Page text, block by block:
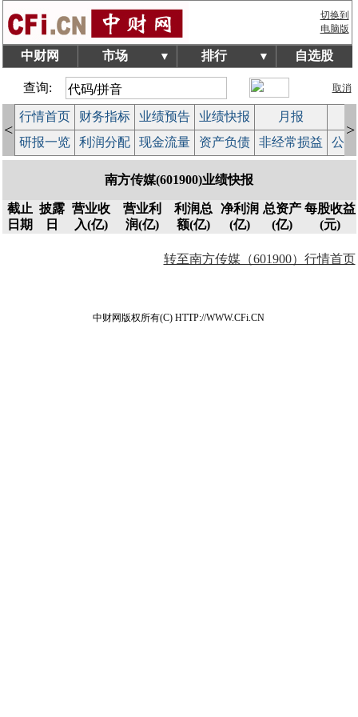
切换到
电脑版
中财网 市场 ▼ 排行 ▼ 自选股
查询: 取消
<
行情首页 财务指标 业绩预告 业绩快报 月报
研报一览
利润分配 现金流量 资产负债 非经常损益 公
>
南方传媒(601900)业绩快报
截止
日期
披露
日
营业收
入(亿)
营业利
润(亿)
利润总
额(亿)
净利润
(亿)
总资产
(亿)
每股收益
(元)
转至南方传媒（601900）行情首页
中财网版权所有(C) HTTP://WWW.CFi.CN